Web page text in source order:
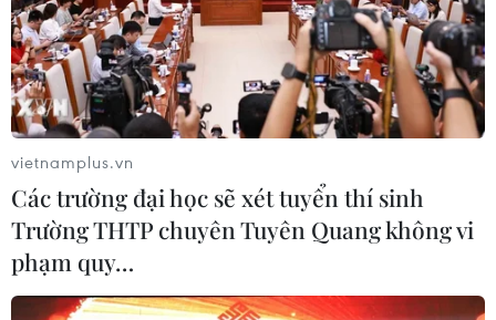
vietnamplus.vn
Các trường đại học sẽ xét tuyển thí sinh
Trường THTP chuyên Tuyên Quang không vi
phạm quy…